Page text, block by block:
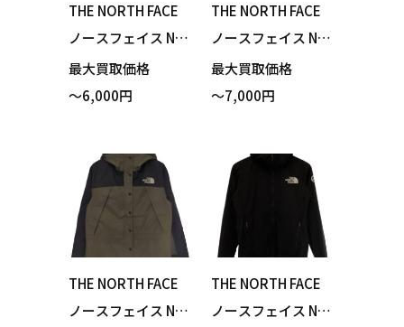
THE NORTH FACE
ノースフェイス NY
W82213 Thunder
Roundneck Jacket
ダウンジャケット
ブラック Mサイズ
買い取りました！
最大買取価格
～6,000円
THE NORTH FACE
ノースフェイス NP
W12314 FL Drizzle
Jacket フューチャ
ク Mサイズ ポーチ
付き 買い取りまし
た！
最大買取価格
～7,000円
THE NORTH FACE
ノースフェイス NP
THE NORTH FACE
ノースフェイス NP